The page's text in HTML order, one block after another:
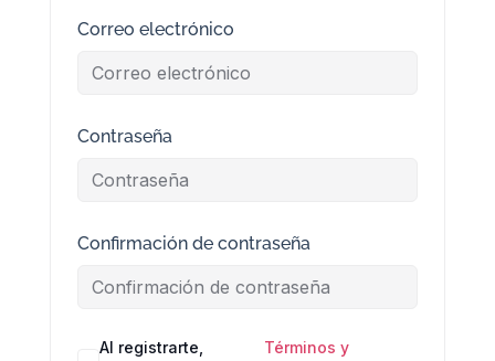
Correo electrónico
Contraseña
Confirmación de contraseña
Al registrarte,
Términos y